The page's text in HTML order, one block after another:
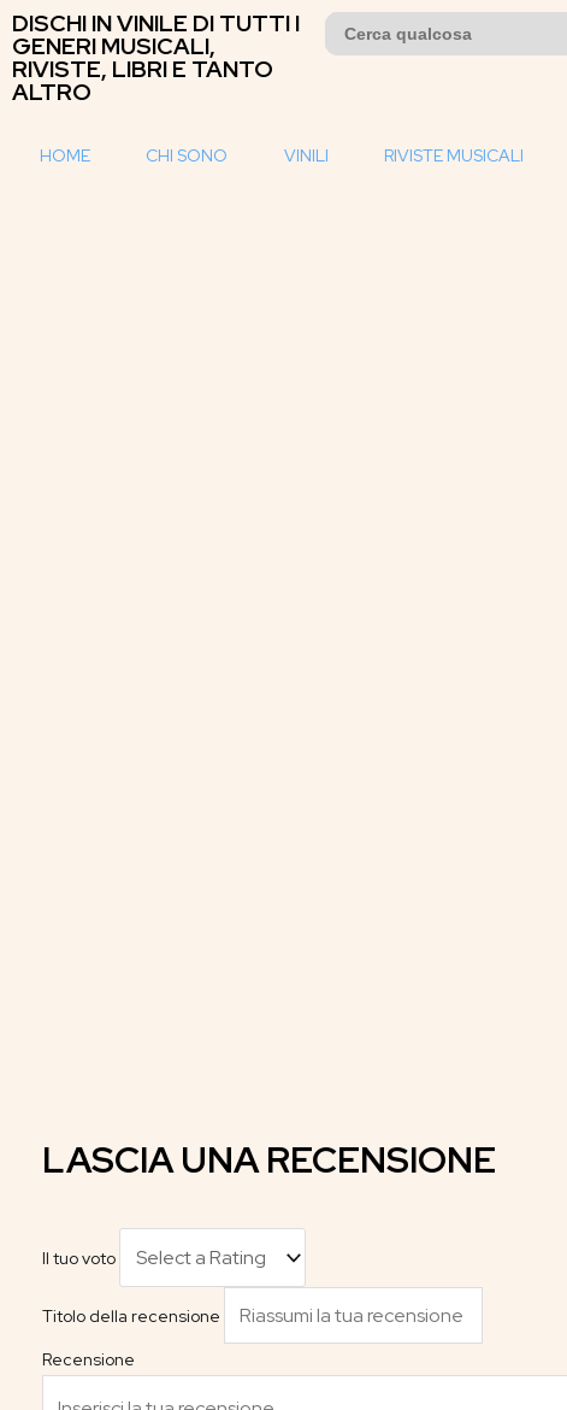
DISCHI IN VINILE DI TUTTI I
GENERI MUSICALI,
RIVISTE, LIBRI E TANTO
ALTRO
Search
for:
HOME CHI SONO VINILI RIVISTE MUSICALI
LASCIA UNA RECENSIONE
Il tuo voto
Titolo della recensione
Recensione